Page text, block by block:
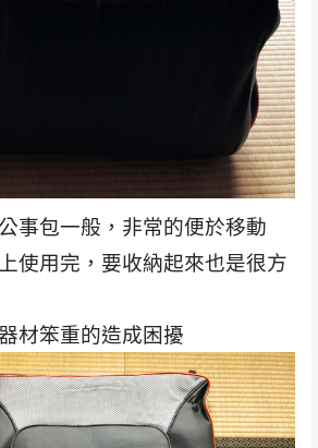
事包一般，非常的便於移動
使用完，要收納起來也是很方
材笨重的造成困擾